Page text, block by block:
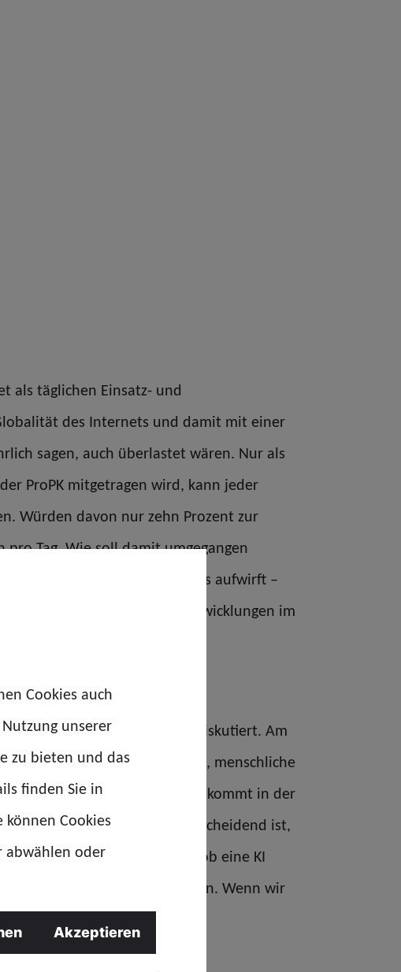
als täglichen Einsatz- und
des Internets und damit mit einer
sagen, auch überlastet wären. Nur als
ProPK mitgetragen wird, kann jeder
Würden davon nur zehn Prozent zur
Tag. Wie soll damit umgegangen
Frage des Legalitätsprinzips aufwirft –
Ich glaube, dass die Entwicklungen im
neu anzugehen.
besten?
wird darüber viel diskutiert. Am
Fähigkeit einer Maschine ist, menschliche
einen wichtigen Punkt: Es kommt in der
KI steckt oder nicht. Entscheidend ist,
interessante Frage, ob eine KI
das so wahrnehmen. Wenn wir
Auswirkungen auf die
von KI und deren
Cookies auch
unserer
zu bieten und das
finden Sie in
Cookies
abwählen oder
Akzeptieren